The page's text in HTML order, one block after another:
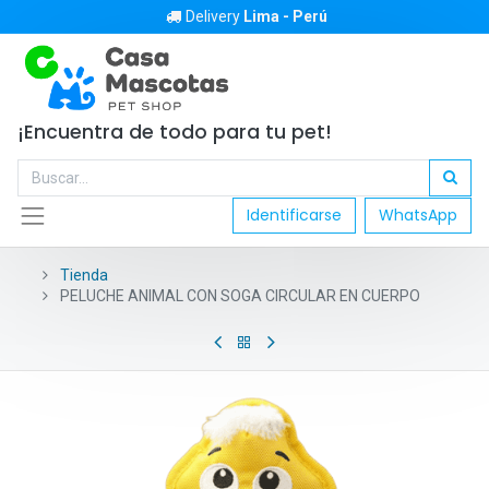
Delivery Lima - Perú
¡Encuentra de todo para tu pet!
Identificarse WhatsApp
Tienda
PELUCHE ANIMAL CON SOGA CIRCULAR EN CUERPO